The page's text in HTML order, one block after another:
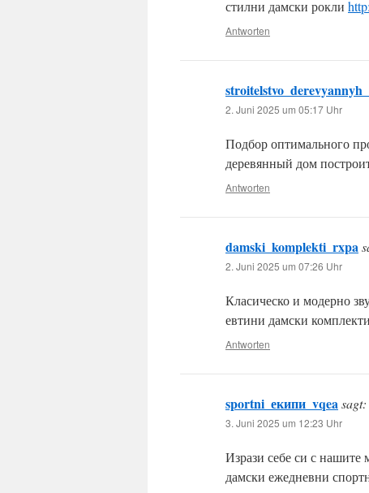
стилни дамски рокли
Antworten
2. Juni 2025 um 05:17 Uhr
Подбор оптимального
деревянный дом
Antworten
damski_komplekti_rxpa
2. Juni 2025 um 07:26 Uhr
Класическо и модерно
евтини дамски комплекти
Antworten
sportni_екипи_vqeasagt:
3. Juni 2025 um 12:23 Uhr
Изрази себе си с
дамски ежедневни